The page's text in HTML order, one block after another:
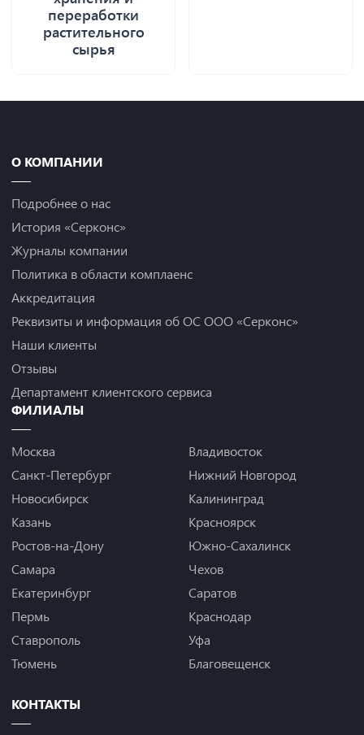
переработки
растительного
сырья
О КОМПАНИИ
Подробнее о нас
История «Серконс»
Журналы компании
Политика в области комплаенс
Аккредитация
Реквизиты и информация об ОС ООО «Серконс»
Наши клиенты
Отзывы
Департамент клиентского сервиса
ФИЛИАЛЫ
Москва
Санкт-Петербург
Новосибирск
Казань
Ростов-на-Дону
Самара
Екатеринбург
Пермь
Ставрополь
Тюмень
Владивосток
Нижний Новгород
Калининград
Красноярск
Южно-Сахалинск
Чехов
Саратов
Краснодар
Уфа
Благовещенск
КОНТАКТЫ